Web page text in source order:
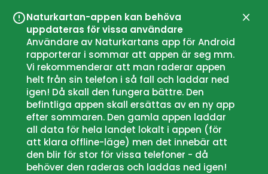
Naturkartan-appen kan behöva
uppdateras för vissa användare
Användare av Naturkartans app för Android
rapporterar i sommar att appen är seg mm.
Vi rekommenderar att man raderar appen
helt från sin telefon i så fall och laddar ned
igen! Då skall den fungera bättre. Den
befintliga appen skall ersättas av en ny app
efter sommaren. Den gamla appen laddar
all data för hela landet lokalt i appen (för
att klara offline-läge) men det innebär att
den blir för stor för vissa telefoner - då
behöver den raderas och laddas ned igen!
Sulje